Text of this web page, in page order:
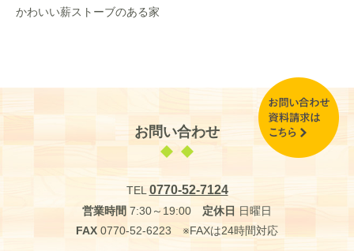
かわいい薪ストーブのある家
お問い合わせ
TEL0770-52-7124
営業時間 7:30～19:00 定休日 日曜日
FAX 0770-52-6223 ※FAXは24時間対応